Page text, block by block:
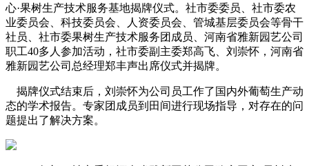
心·果树生产技术服务基地揭牌仪式。社市委委员、社市委农
业委员会、科技委员会、人资委员会、管城基层委员会等骨干
社员、社市委果树生产技术服务团成员、河南省雅新园艺公司
职工40多人参加活动，社市委副主委郑高飞、刘崇怀，河南省
雅新园艺公司总经理郑丰声出席仪式并揭牌。
揭牌仪式结束后，刘崇怀为公司员工作了国内外葡萄生产动
态的学术报告。专家团成员到田间进行现场指导，对存在的问
题提出了解决方案。